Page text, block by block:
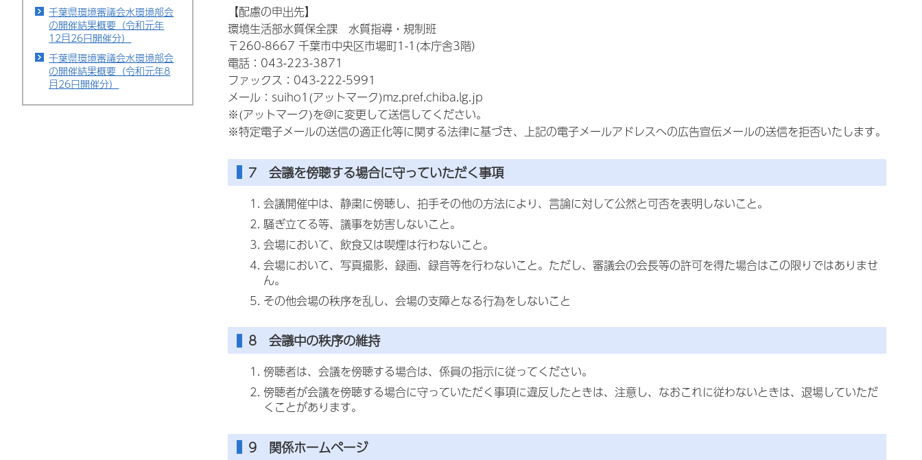
千葉県環境審議会水環境部会
の開催結果概要（令和元年
12月26日開催分）
千葉県環境審議会水環境部会
の開催結果概要（令和元年8
月26日開催分）
【配慮の申出先】
環境生活部水質保全課 水質指導・規制班
〒260-8667 千葉市中央区市場町1-1(本庁舎3階）
電話：043-223-3871
ファックス：043-222-5991
メール：suiho1(アットマーク)mz.pref.chiba.lg.jp
※(アットマーク)を@に変更して送信してください。
※特定電子メールの送信の適正化等に関する法律に基づき、上記の電子メールアドレスへの広告宣伝メールの送信を拒否いたします。
7 会議を傍聴する場合に守っていただく事項
会議開催中は、静粛に傍聴し、拍手その他の方法により、言論に対して公然と可否を表明しないこと。
騒ぎ立てる等、議事を妨害しないこと。
会場において、飲食又は喫煙は行わないこと。
会場において、写真撮影、録画、録音等を行わないこと。ただし、審議会の会長等の許可を得た場合はこの限りではありませ
ん。
その他会場の秩序を乱し、会場の支障となる行為をしないこと
8 会議中の秩序の維持
傍聴者は、会議を傍聴する場合は、係員の指示に従ってください。
傍聴者が会議を傍聴する場合に守っていただく事項に違反したときは、注意し、なおこれに従わないときは、退場していただ
くことがあります。
9 関係ホームページ